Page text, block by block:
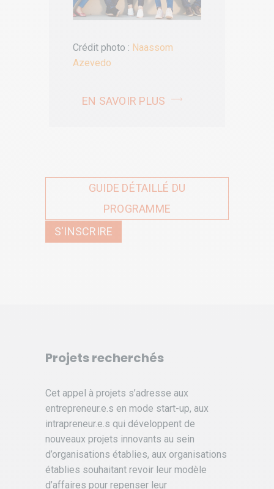
Crédit photo : Naassom
Azevedo
EN SAVOIR PLUS
GUIDE DÉTAILLÉ DU
PROGRAMME
S'INSCRIRE
Projets recherchés
Cet appel à projets s’adresse aux
entrepreneur.e.s en mode start-up, aux
intrapreneur.e.s qui développent de
nouveaux projets innovants au sein
d’organisations établies, aux organisations
établies souhaitant revoir leur modèle
d’affaires pour repenser leur